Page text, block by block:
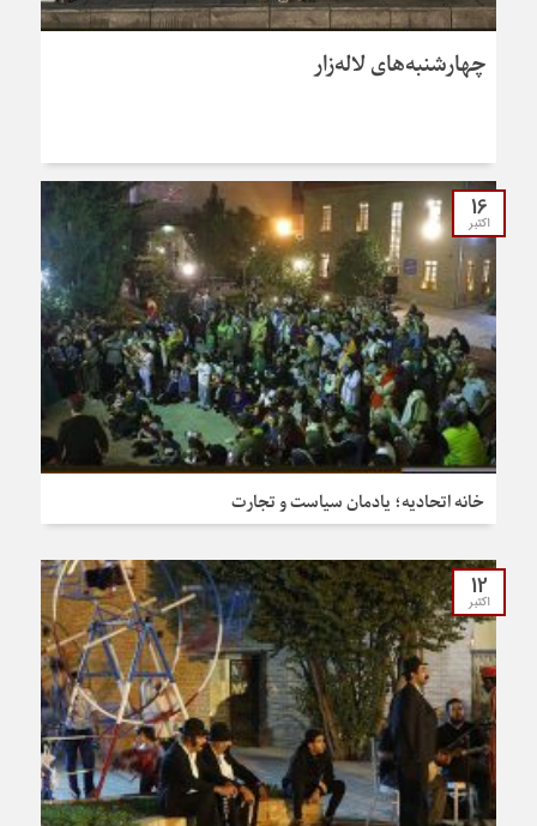
چهارشنبه‌های لاله‌زار
16
اکتبر
خانه اتحادیه؛ یادمان سیاست و تجارت
12
اکتبر